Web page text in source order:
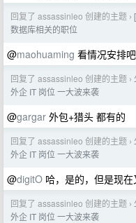
回复了 assassinleo 创建的主题 ›
数据库相关的职位
@maohuaming 看情况安排
回复了 assassinleo 创建的主题 ›
外企 IT 岗位 一大波来袭
@gargar 外包+猎头 都有的
回复了 assassinleo 创建的主题 ›
外企 IT 岗位 一大波来袭
@digitO 哈，是的，但是现
回复了 assassinleo 创建的主题 ›
外企 IT 岗位 一大波来袭